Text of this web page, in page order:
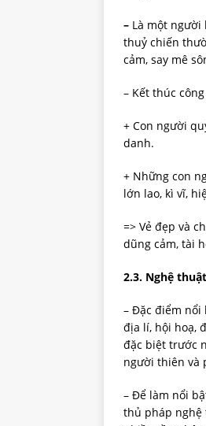
– Là một
thuỷ chiến
cảm, say mê
– Kết thúc
+ Con người
danh.
+ Những con
lớn lao, kì vĩ,
=> Vẻ đẹp và
dũng cảm, tài
2.3. Nghệ
– Đặc điểm nổi
địa lí, hội hoạ,
đặc biệt trước
người thiên và
– Để làm nổi
thủ pháp nghệ